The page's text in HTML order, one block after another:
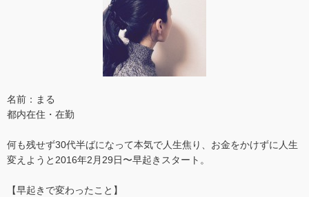
名前：まる
都内在住・在勤
何も残せず30代半ばになって本気で人生焦り、お金をかけずに人生
変えようと2016年2月29日〜早起きスタート。
【早起きで変わったこと】